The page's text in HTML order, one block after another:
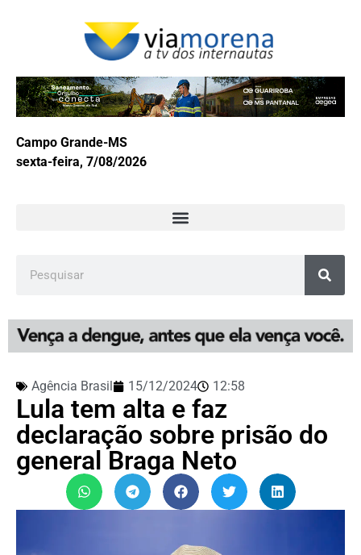
Campo Grande-MS
sexta-feira, 7/08/2026
Agência Brasil 15/12/2024 12:58
Lula tem alta e faz
declaração sobre prisão do
general Braga Neto